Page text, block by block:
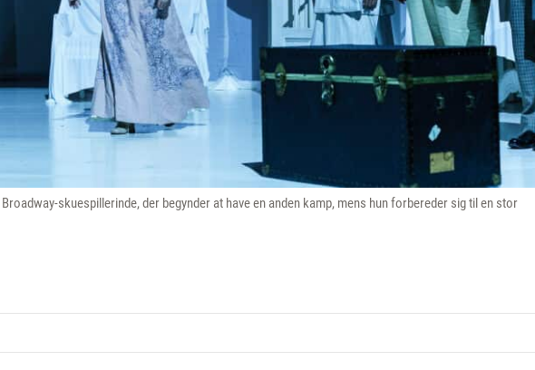
skuespillerinde, der begynder at have en anden kamp, mens hun forbereder sig til en stor